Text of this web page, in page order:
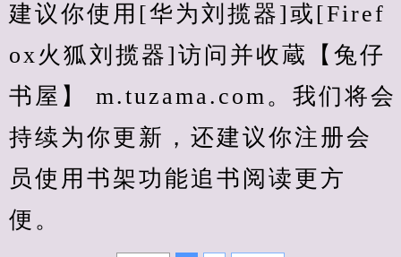
建议你使用[华为刘揽器]或[Firef
ox火狐刘揽器]访问并收蔵【兔仔
书屋】 m.tuzama.com。我们将会
持续为你更新，还建议你注册会
员使用书架功能追书阅读更方
便。